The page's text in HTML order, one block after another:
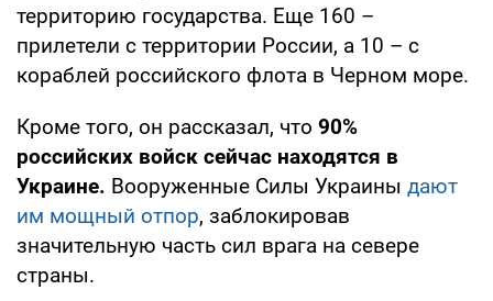
территорию государства. Еще 160 –
прилетели с территории России, а 10 – с
кораблей российского флота в Черном море.
Кроме того, он рассказал, что 90%
российских войск сейчас находятся в
Украине. Вооруженные Силы Украины дают
им мощный отпор, заблокировав
значительную часть сил врага на севере
страны.